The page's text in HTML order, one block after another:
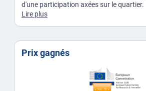
d'une participation axées sur le quartier.
Lire plus
Prix gagnés